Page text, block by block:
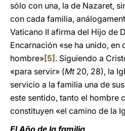
sólo con una, la de Nazaret,
con cada familia,
Vaticano II afirma del Hijo de
Encarnación «se ha unido,
hombre»[5] . Siguiendo a
«para servir» (Mt 20, 28), la
servicio a la familia una de
este sentido, tanto el hombre
constituyen «el camino de la
El Año de la familia